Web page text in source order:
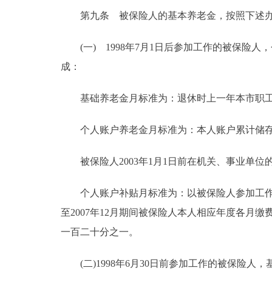
第九条 被保险人的基本养老金，按照下述
(一) 1998年7月1日后参加工作的被保险人，
成：
基础养老金月标准为：退休时上一年本市职
个人账户养老金月标准为：本人账户累计储
被保险人2003年1月1日前在机关、事业单位
个人账户补贴月标准为：以被保险人参加工作
至2007年12月期间被保险人本人相应年度各月
一百二十分之一。
(二)1998年6月30日前参加工作的被保险人，